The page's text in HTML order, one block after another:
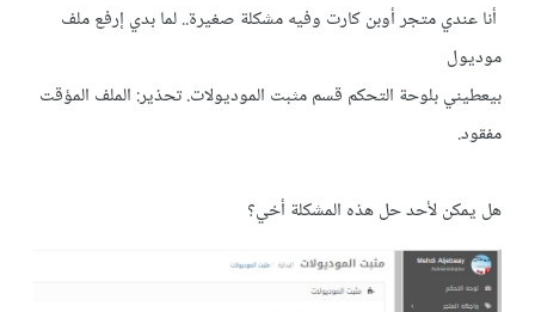
أنا عندي متجر أوبن كارت وفيه مشكلة صغيرة.. لما بدي إرفع ملف
موديول
بيعطيني بلوحة التحكم قسم مثبت الموديولات. تحذير: الملف المؤقت
مفقود.
هل يمكن لأحد حل هذه المشكلة أخي؟